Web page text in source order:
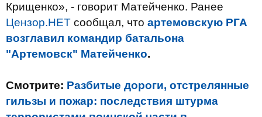
Крищенко», - говорит Матейченко. Ранее
Цензор.НЕТ сообщал, что артемовскую РГА
возглавил командир батальона
"Артемовск" Матейченко.
Смотрите: Разбитые дороги, отстрелянные
гильзы и пожар: последствия штурма